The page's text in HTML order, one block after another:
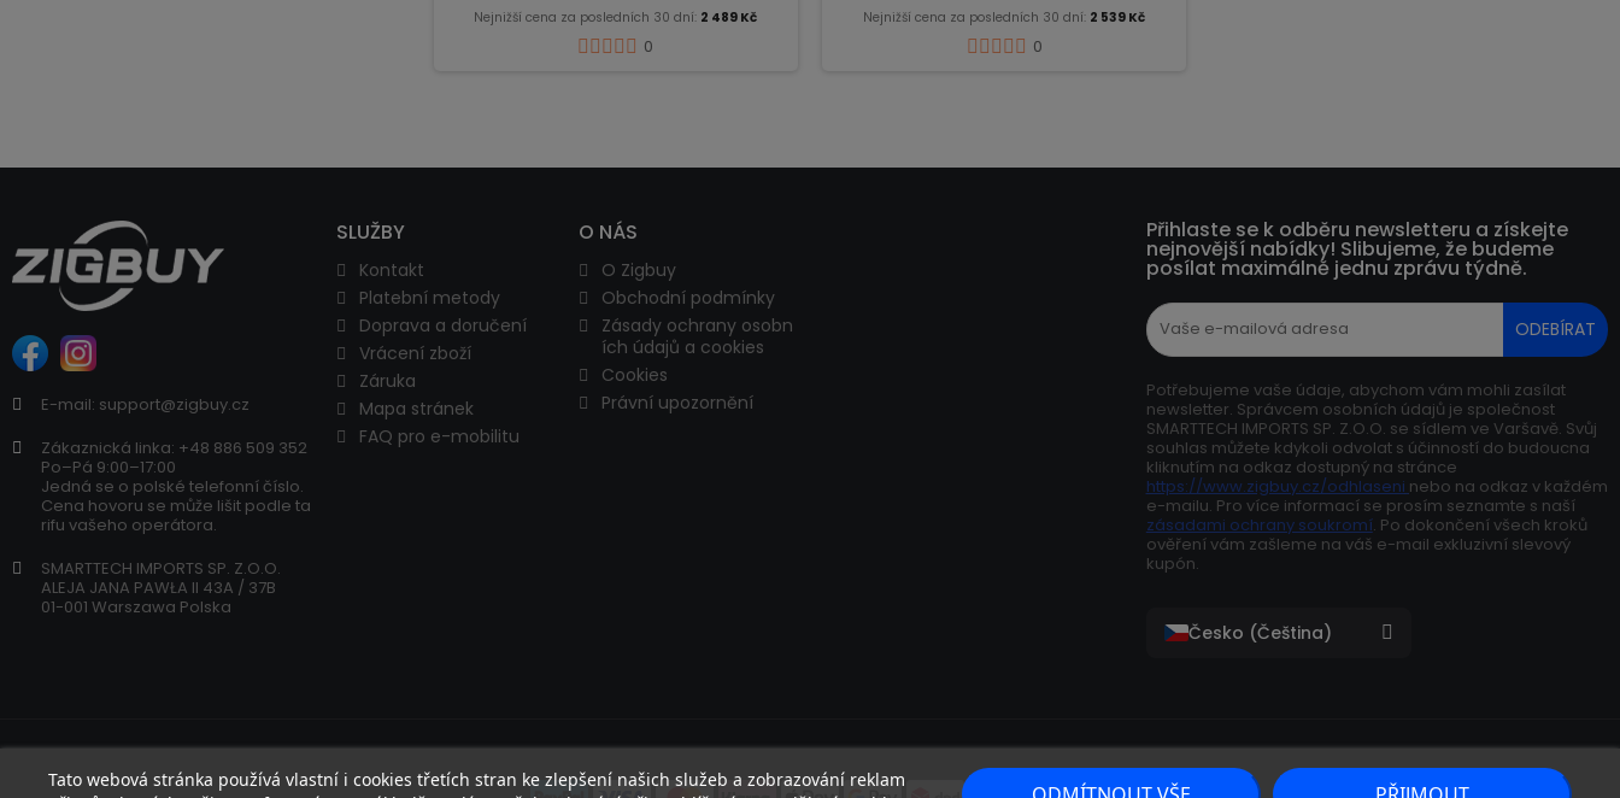
Nejnižší cena za posledních 30 dní: 2 489 Kč
0
Nejnižší cena za posledních 30 dní: 2 539 Kč
0
Tato webová stránka používá vlastní i cookies třetích stran ke zlepšení našich služeb a zobrazování reklam
E-mail: support@zigbuy.cz
Zákaznická linka: +48 886 509 352
Po–Pá 9:00–17:00
Jedná se o polské telefonní číslo.
Cena hovoru se může lišit podle ta
rifu vašeho operátora.
SMARTTECH IMPORTS SP. Z.O.O.
ALEJA JANA PAWŁA II 43A / 37B
01-001 Warszawa Polska
SLUŽBY
Kontakt
Platební metody
Doprava a doručení
Vrácení zboží
Záruka
Mapa stránek
FAQ pro e-mobilitu
O NÁS
O Zigbuy
Obchodní podmínky
Zásady ochrany osobn
ích údajů a cookies
Cookies
Právní upozornění
Přihlaste se k odběru newsletteru a získejte
nejnovější nabídky! Slibujeme, že budeme
posílat maximálně jednu zprávu týdně.
ODEBÍRAT
Potřebujeme vaše údaje, abychom vám mohli zasílat
newsletter. Správcem osobních údajů je společnost
SMARTTECH IMPORTS SP. Z.O.O. se sídlem ve Varšavě. Svůj
souhlas můžete kdykoli odvolat s účinností do budoucna
kliknutím na odkaz dostupný na stránce
https://www.zigbuy.cz/odhlaseni nebo na odkaz v každém
e-mailu. Pro více informací se prosím seznamte s naší
zásadami ochrany soukromí. Po dokončení všech kroků
ověření vám zašleme na váš e-mail exkluzivní slevový
kupón.